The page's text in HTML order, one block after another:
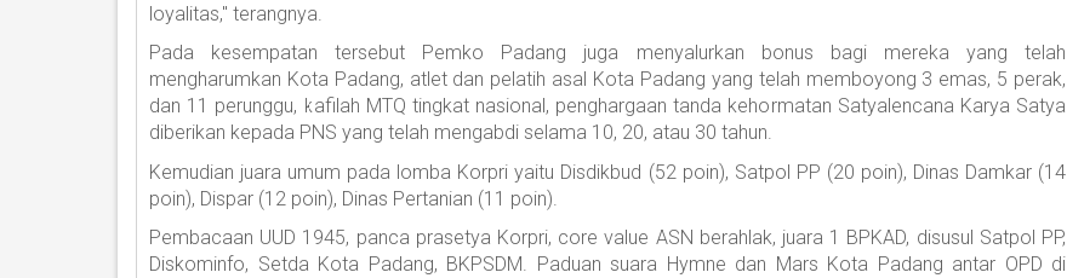
loyalitas," terangnya.
Pada kesempatan tersebut Pemko Padang juga menyalurkan bonus bagi mereka yang telah
mengharumkan Kota Padang, atlet dan pelatih asal Kota Padang yang telah memboyong 3 emas, 5 perak,
dan 11 perunggu, kafilah MTQ tingkat nasional, penghargaan tanda kehormatan Satyalencana Karya Satya
diberikan kepada PNS yang telah mengabdi selama 10, 20, atau 30 tahun.
Kemudian juara umum pada lomba Korpri yaitu Disdikbud (52 poin), Satpol PP (20 poin), Dinas Damkar (14
poin), Dispar (12 poin), Dinas Pertanian (11 poin).
Pembacaan UUD 1945, panca prasetya Korpri, core value ASN berahlak, juara 1 BPKAD, disusul Satpol PP,
Diskominfo, Setda Kota Padang, BKPSDM. Paduan suara Hymne dan Mars Kota Padang antar OPD di